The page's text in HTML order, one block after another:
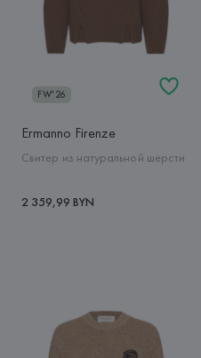
FW'26
Ermanno Firenze
Свитер из натуральной шерсти
2 359,99 BYN